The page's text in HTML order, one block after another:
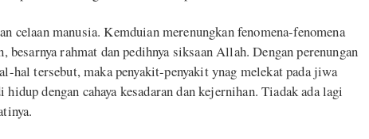
celaan manusia. Kemduian merenungkan fenomena-fenomena
rahmat dan pedihnya siksaan Allah. Dengan perenungan
hal tersebut, maka penyakit-penyakit ynag melekat pada jiwa
dengan cahaya kesadaran dan kejernihan. Tiadak ada lagi